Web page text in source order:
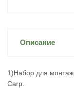
Описание
1)Набор для
Carp.